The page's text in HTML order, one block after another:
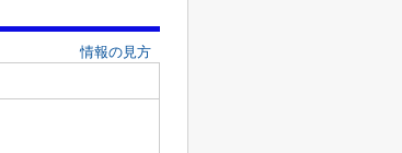
情報の見方